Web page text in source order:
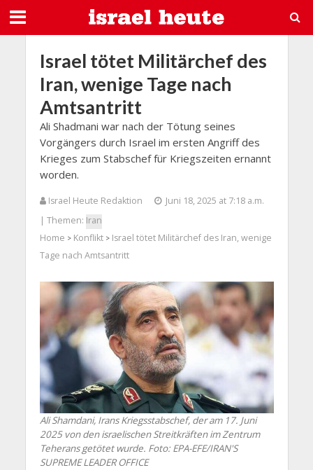
Israel tötet Militärchef des
Iran, wenige Tage nach
Amtsantritt
Ali Shadmani war nach der Tötung seines
Vorgängers durch Israel im ersten Angriff des
Krieges zum Stabschef für Kriegszeiten ernannt
worden.
Israel Heute Redaktion
Juni 18, 2025 at 7:18 a.m.
| Themen: Iran
Home > Konflikt> Israel tötet Militärchef des Iran, wenige
Tage nach Amtsantritt
Ali Shamdani, Irans Kriegsstabschef, der am 17. Juni
2025 von den israelischen Streitkräften im Zentrum
Teherans getötet wurde. Foto: EPA-EFE/IRAN'S
SUPREME LEADER OFFICE